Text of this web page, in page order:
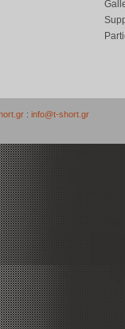
: info@t-short.gr